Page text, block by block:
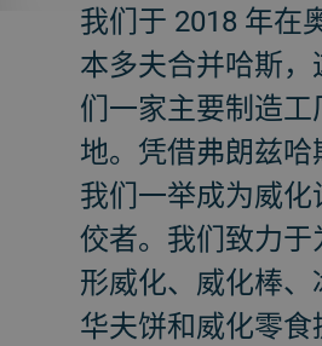
我们于 2018 年在
本多夫合并哈斯
们一家主要制造工
地。凭借弗朗兹哈
我们一举成为威
佼者。我们致力于
形威化、威化棒、
华夫饼和威化零